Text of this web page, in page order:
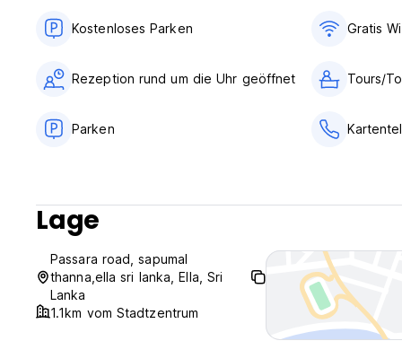
Kostenloses Parken Gratis
Rezeption rund um die Uhr geöffnet Tours/
Parken
Lage
Passara road, sapumal
thanna,ella sri lanka, Ella, Sri
Lanka
1.1km vom Stadtzentrum